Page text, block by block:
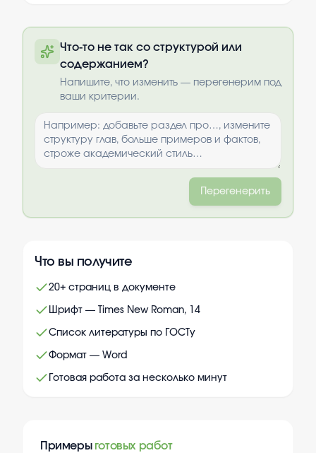
оплаты
Что-то не так со структурой или
содержанием?
Напишите, что изменить — перегенерим под
ваши критерии.
Перегенерить
Что вы получите
20+ страниц в документе
Шрифт — Times New Roman, 14
Список литературы по ГОСТу
Формат — Word
Готовая работа за несколько минут
Примеры готовых работ